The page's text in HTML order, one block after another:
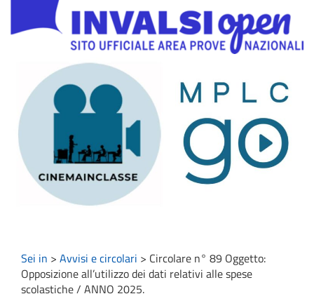
Sei in > Avvisi e circolari > Circolare n° 89 Oggetto:
Opposizione all’utilizzo dei dati relativi alle spese
scolastiche / ANNO 2025.